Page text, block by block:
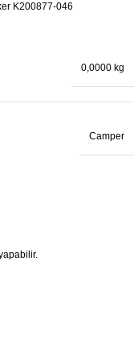
K200877-046
0,0000 kg
Camper